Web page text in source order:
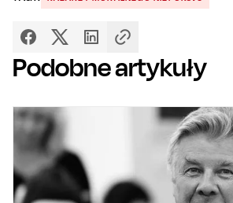
Podobne artykuły